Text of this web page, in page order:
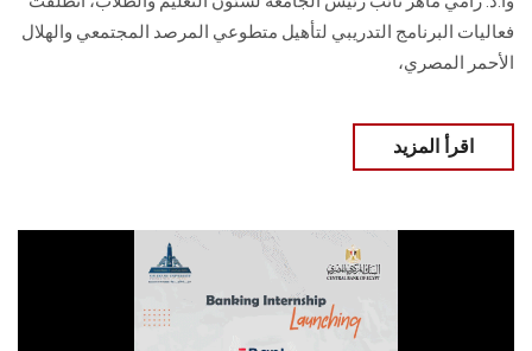
فعاليات البرنامج التدريبي لتأهيل متطوعي المرصد المجتمعي والهلال
الأحمر المصري،
اقرأ المزيد